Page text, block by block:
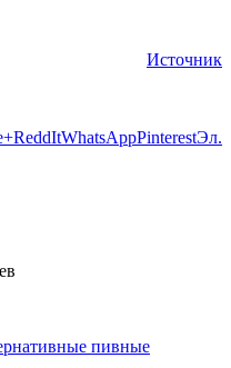
Источник
ReddItWhatsAppPinterestЭл.
пивные